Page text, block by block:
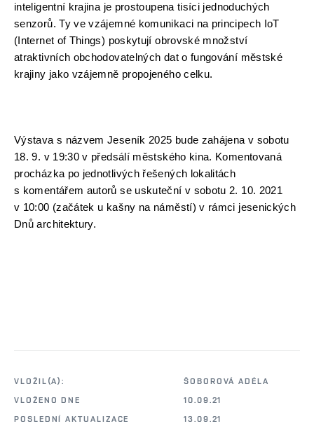
inteligentní krajina je prostoupena tisíci jednoduchých
senzorů. Ty ve vzájemné komunikaci na principech IoT
(Internet of Things) poskytují obrovské množství
atraktivních obchodovatelných dat o fungování městské
krajiny jako vzájemně propojeného celku.
Výstava s názvem Jeseník 2025 bude zahájena v sobotu
18. 9. v 19:30 v předsálí městského kina. Komentovaná
procházka po jednotlivých řešených lokalitách
s komentářem autorů se uskuteční v sobotu 2. 10. 2021
v 10:00 (začátek u kašny na náměstí) v rámci jesenických
Dnů architektury.
VLOŽIL(A):
ŠOBOROVÁ ADÉLA
VLOŽENO DNE
10.09.21
POSLEDNÍ AKTUALIZACE
13.09.21